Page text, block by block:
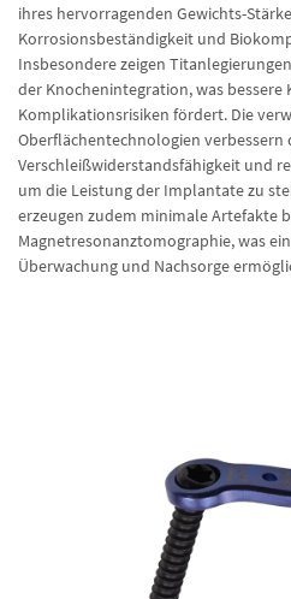
ihres hervorragenden Gewichts-
Korrosionsbeständigkeit und
Insbesondere zeigen
der Knochenintegration, was
Komplikationsrisiken fördert. Die
Oberflächentechnologien verbessern
Verschleißwiderstandsfähigkeit und
um die Leistung der Implantate zu
erzeugen zudem minimale Artefakte
Magnetresonanztomographie, was
Überwachung und Nachsorge